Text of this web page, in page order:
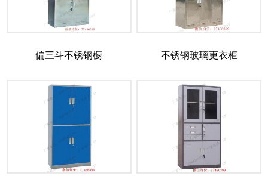
偏三斗不锈钢橱 不锈钢玻璃更衣柜